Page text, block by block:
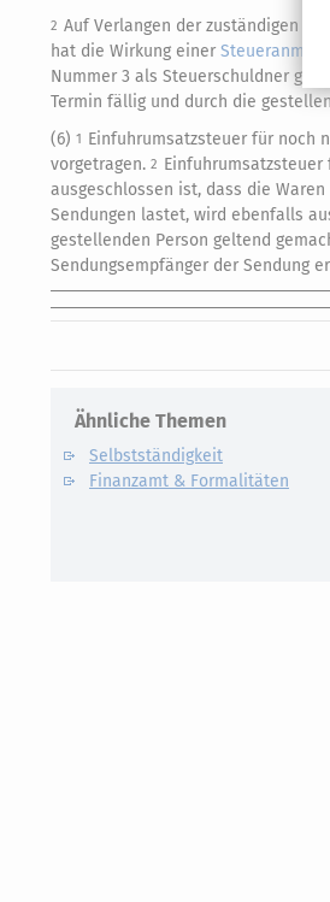
2 Auf Verlangen der zuständigen
hat die Wirkung einer
Nummer 3 als Steuerschuldner gilt.
Termin fällig und durch die
(6) 1
Einfuhrumsatzsteuer für noch
vorgetragen. 2
ausgeschlossen ist, dass die
Sendungen lastet, wird ebenfalls
gestellenden Person geltend
Sendungsempfänger der Sendung
Ähnliche Themen
Selbstständigkeit
Finanzamt & Formalitäten